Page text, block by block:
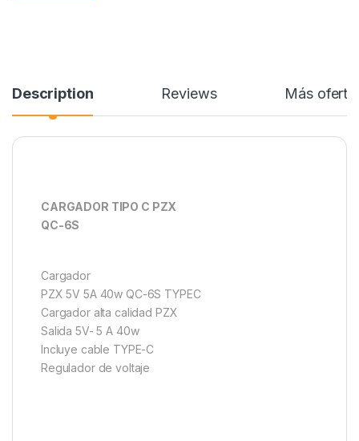
Description Reviews Más
CARGADOR TIPO C PZX
QC-6S
Cargador
PZX 5V 5A 40w QC-6S TYPEC
Cargador alta calidad PZX
Salida 5V- 5 A 40w
Incluye cable TYPE-C
Regulador de voltaje